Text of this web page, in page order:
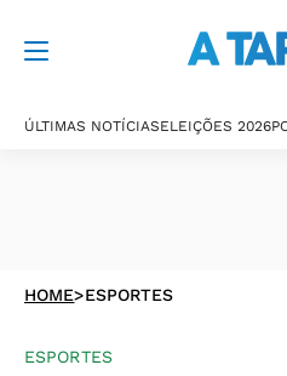
ÚLTIMAS NOTÍCIASELEIÇÕES 2026
HOME>ESPORTES
ESPORTES